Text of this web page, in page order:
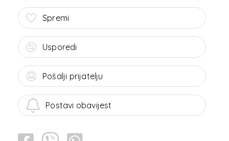
Spremi
Usporedi
Pošalji prijatelju
Postavi obavijest